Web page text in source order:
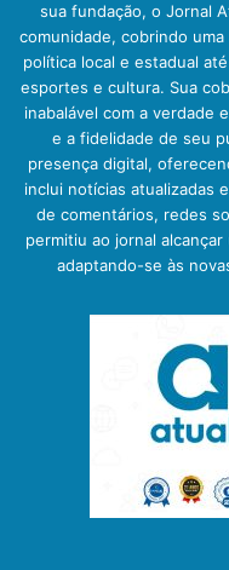
sua fundação, o Jornal
comunidade, cobrindo
política local e estadual
esportes e cultura. Sua
inabalável com a verdade
e a fidelidade de seu
presença digital,
inclui notícias atualizadas
de comentários, redes
permitiu ao jornal
adaptando-se às